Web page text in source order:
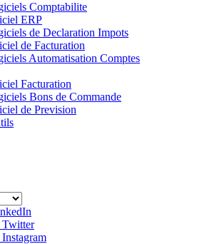
Comptabilite
ERP
de Declaration Impots
de Facturation
Automatisation Comptes
Facturation
Bons de Commande
de Prevision